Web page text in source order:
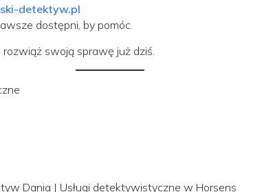
detektyw.pl
dostępni, by pomóc.
swoją sprawę już dziś.
Dania | Usługi detektywistyczne w Horsens